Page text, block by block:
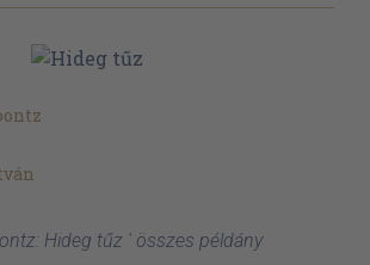
Hideg tűz ' összes példány